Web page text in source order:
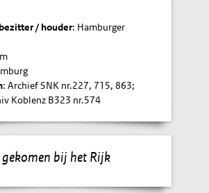
/ houder: Hamburger
: Archief SNK nr.227, 715, 863;
Koblenz B323 nr.574
gekomen bij het Rijk